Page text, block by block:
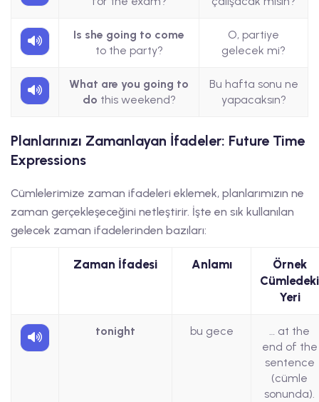
Is she going to come
to the party?
O, partiye
gelecek mi?
What are you going to
do this weekend?
Bu hafta sonu ne
yapacaksın?
Planlarınızı Zamanlayan İfadeler: Future Time
Expressions
Cümlelerimize zaman ifadeleri eklemek, planlarımızın ne
zaman gerçekleşeceğini netleştirir. İşte en sık kullanılan
gelecek zaman ifadelerinden bazıları:
Zaman İfadesi Anlamı
Örnek
Cümledeki
Yeri
tonight bu gece
… at the
end of the
sentence
(cümle
sonunda).